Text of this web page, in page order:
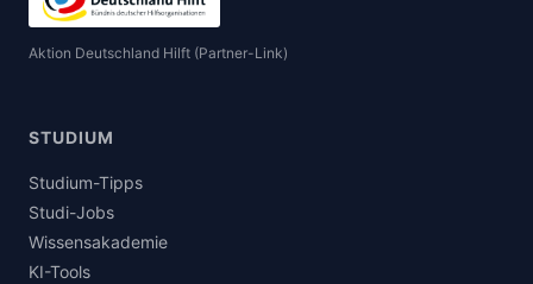
Aktion Deutschland Hilft (Partner-Link)
STUDIUM
Studium-Tipps
Studi-Jobs
Wissensakademie
KI-Tools